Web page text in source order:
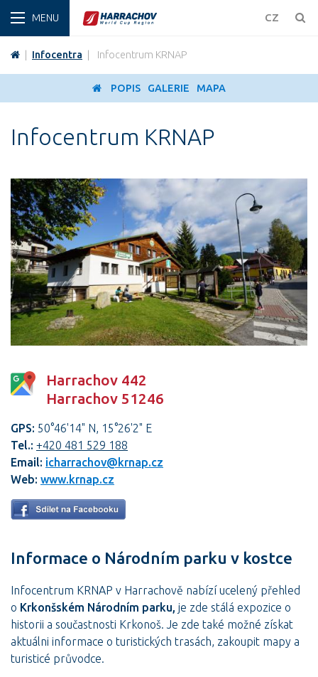
CZ
ZIMA
Infocentra Infocentrum KRNAP
POPIS GALERIE MAPA
Infocentrum KRNAP
Harrachov 442
Harrachov 51246
GPS: 50°46'14" N, 15°26'2" E
Tel.: +420 481 529 188
Email: icharrachov@krnap.cz
Web: www.krnap.cz
Informace o Národním parku v kostce
Infocentrum KRNAP v Harrachově nabízí ucelený přehled
o Krkonšském Národním parku, je zde stálá expozice o
historii a součastnosti Krkonoš. Je zde také možné získat
aktuálni informace o turistických trasách, zakoupit mapy a
turisticé průvodce.